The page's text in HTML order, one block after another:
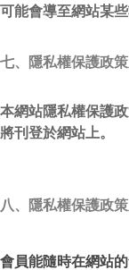
可能會導至網站某
七、隱私權保護政
本網站隱私權保護
將刊登於網站上。
八、隱私權保護政
會員能隨時在網站